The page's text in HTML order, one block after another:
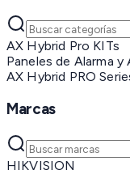
AX Hybrid Pro KITs
Paneles de Alarma
AX Hybrid PRO
Marcas
HIKVISION